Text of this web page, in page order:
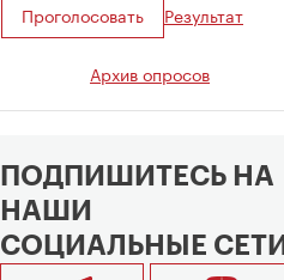
Проголосовать Результат
Архив опросов
ПОДПИШИТЕСЬ НА
НАШИ
СОЦИАЛЬНЫЕ СЕТИ